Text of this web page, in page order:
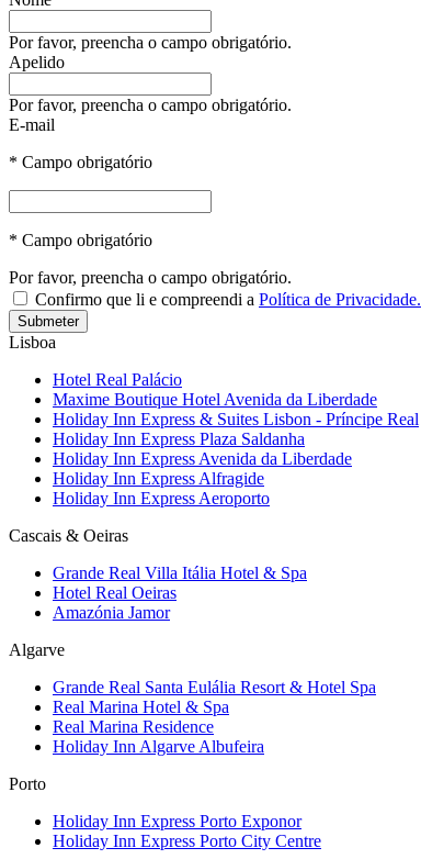
Por favor, preencha o campo obrigatório.
Apelido
Por favor, preencha o campo obrigatório.
E-mail
* Campo obrigatório
* Campo obrigatório
Por favor, preencha o campo obrigatório.
Confirmo que li e compreendi a Política de Privacidade.
Submeter
Lisboa
Hotel Real Palácio
Maxime Boutique Hotel Avenida da Liberdade
Holiday Inn Express & Suites Lisbon - Príncipe Real
Holiday Inn Express Plaza Saldanha
Holiday Inn Express Avenida da Liberdade
Holiday Inn Express Alfragide
Holiday Inn Express Aeroporto
Cascais & Oeiras
Grande Real Villa Itália Hotel & Spa
Hotel Real Oeiras
Amazónia Jamor
Algarve
Grande Real Santa Eulália Resort & Hotel Spa
Real Marina Hotel & Spa
Real Marina Residence
Holiday Inn Algarve Albufeira
Porto
Holiday Inn Express Porto Exponor
Holiday Inn Express Porto City Centre